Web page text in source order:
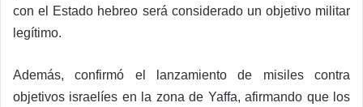
con el Estado hebreo será considerado un objetivo militar
legítimo.
Además, confirmó el lanzamiento de misiles contra
objetivos israelíes en la zona de Yaffa, afirmando que los